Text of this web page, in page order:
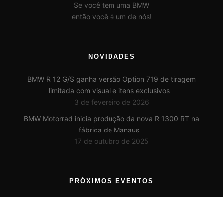
Se você tem uma BMW
então você é um de nós!
NOVIDADES
BMW R 12 G/S ganha versão Option 719 de tiragem
limitada com visual e itens exclusivos
3 de fevereiro de 2026
BMW Motorrad inicia produção da nova R 1300 RT na
fábrica de Manaus
17 de outubro de 2025
PRÓXIMOS EVENTOS